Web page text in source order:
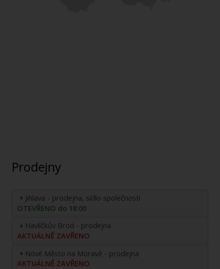
Prodejny
Jihlava - prodejna, sídlo společnosti
OTEVŘENO do 18:00
Havlíčkův Brod - prodejna
AKTUÁLNĚ ZAVŘENO
Nové Město na Moravě - prodejna
AKTUÁLNĚ ZAVŘENO